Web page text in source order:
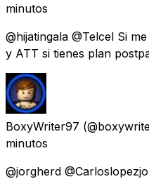
minutos
@hijatingala @Telcel Si
y ATT si tienes plan
BoxyWriter97
minutos
@jorgherd